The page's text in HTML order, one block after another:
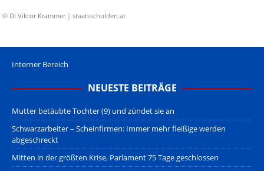
© DI Viktor Krammer | staatsschulden.at
Interner Bereich
NEUESTE BEITRÄGE
Mutter betäubte Tochter (9) und zündet sie an
Schwarzarbeiter – Scheinfirmen: Immer mehr fleißige werden
abgeschreckt
Mitten in der größten Krise, Parlament 75 Tage geschlossen